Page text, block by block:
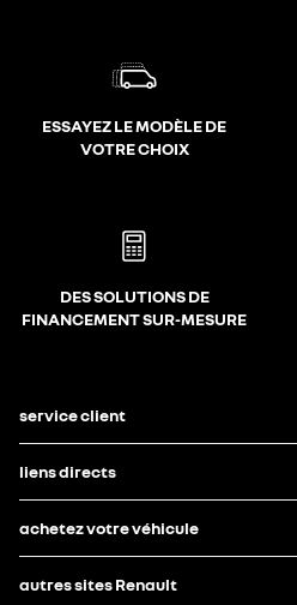
ESSAYEZ LE MODÈLE DE
VOTRE CHOIX
DES SOLUTIONS DE
FINANCEMENT SUR-MESURE
service client
liens directs
achetez votre véhicule
autres sites Renault